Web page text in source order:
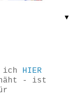
▼
ich HIER
- ist